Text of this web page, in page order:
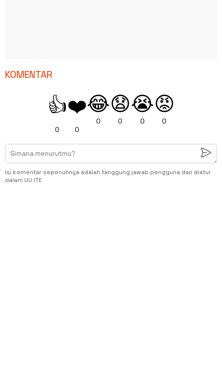
KOMENTAR
👍
0
❤️
0
😂
0
😧
0
😭
0
😡
0
Isi komentar sepenuhnya adalah tanggung jawab pengguna dan diatur
dalam UU ITE